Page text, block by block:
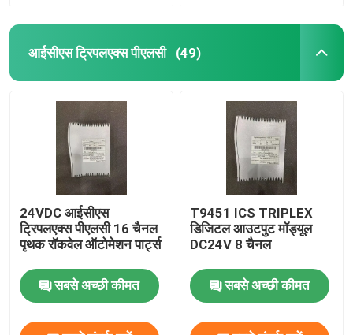
आईसीएस ट्रिपलएक्स पीएलसी (49)
24VDC आईसीएस
ट्रिपलएक्स पीएलसी 16 चैनल
पृथक रॉकवेल ऑटोमेशन पार्ट्स
सबसे अच्छी कीमत
T9451 ICS TRIPLEX
डिजिटल आउटपुट मॉड्यूल
DC24V 8 चैनल
सबसे अच्छी कीमत